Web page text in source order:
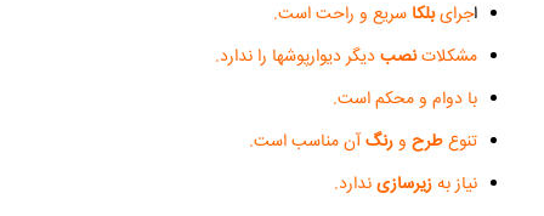
اجرایبلکا سریع و راحت است.
مشکلاتنصبدیگر دیوارپوشها را ندارد.
با دوام و محکم است.
تنوعطرح و رنگآن مناسب است.
نیاز بهزیرسازیندارد.